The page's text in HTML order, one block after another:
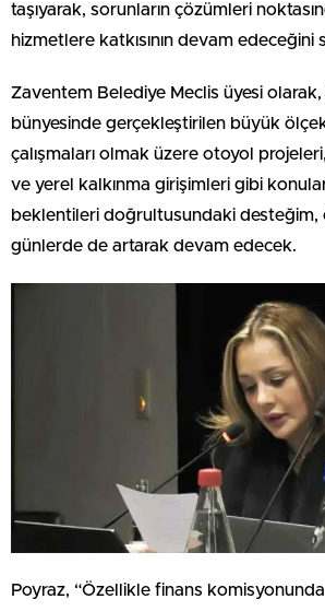
taşıyarak, sorunların çözümleri
hizmetlere katkısının devam edeceğini
Zaventem Belediye Meclis üyesi
bünyesinde gerçekleştirilen büyük
çalışmaları olmak üzere otoyol
ve yerel kalkınma girişimleri gibi
beklentileri doğrultusundaki desteğim,
günlerde de artarak devam edecek.
Poyraz, “Özellikle finans